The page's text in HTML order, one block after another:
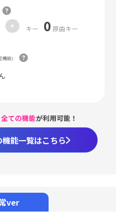
+ キー 0 原曲キー
機能）
全ての機能が利用可能！
能一覧はこちら
ver